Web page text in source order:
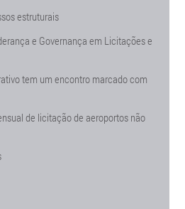
estruturais
e Governança em Licitações e
tem um encontro marcado com
de licitação de aeroportos não